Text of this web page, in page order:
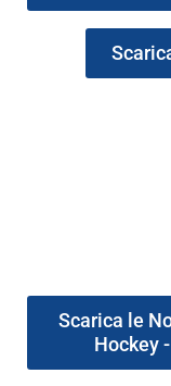
Scarica le
Hockey